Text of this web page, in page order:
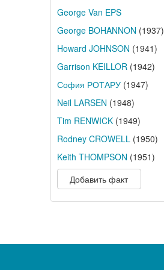
George Van EPS
George BOHANNON (1937)
Howard JOHNSON (1941)
Garrison KEILLOR(1942)
София РОТАРУ(1947)
Neil LARSEN (1948)
Tim RENWICK(1949)
Rodney CROWELL(1950)
Keith THOMPSON (1951)
Добавить факт